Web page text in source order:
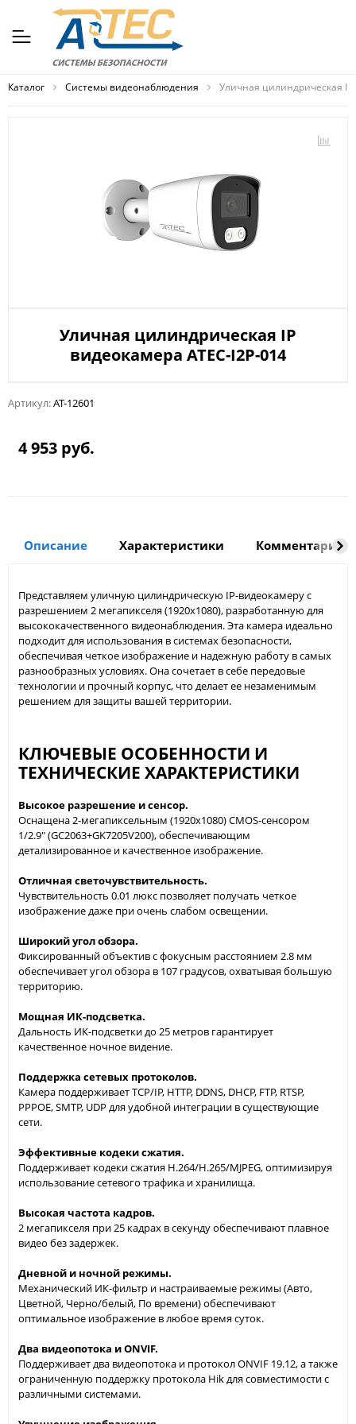
Каталог Системы видеонаблюдения Уличная цилиндрическая IP
Уличная цилиндрическая IP
видеокамера ATEC-I2P-014
Артикул:AT-12601
4 953 руб.
Описание Характеристики Комментарии
Представляем уличную цилиндрическую IP-видеокамеру с
разрешением 2 мегапикселя (1920x1080), разработанную для
высококачественного видеонаблюдения. Эта камера идеально
подходит для использования в системах безопасности,
обеспечивая четкое изображение и надежную работу в самых
разнообразных условиях. Она сочетает в себе передовые
технологии и прочный корпус, что делает ее незаменимым
решением для защиты вашей территории.
КЛЮЧЕВЫЕ ОСОБЕННОСТИ И
ТЕХНИЧЕСКИЕ ХАРАКТЕРИСТИКИ
Высокое разрешение и сенсор.
Оснащена 2-мегапиксельным (1920x1080) CMOS-сенсором
1/2.9" (GC2063+GK7205V200), обеспечивающим
детализированное и качественное изображение.
Отличная светочувствительность.
Чувствительность 0.01 люкс позволяет получать четкое
изображение даже при очень слабом освещении.
Широкий угол обзора.
Фиксированный объектив с фокусным расстоянием 2.8 мм
обеспечивает угол обзора в 107 градусов, охватывая большую
территорию.
Мощная ИК-подсветка.
Дальность ИК-подсветки до 25 метров гарантирует
качественное ночное видение.
Поддержка сетевых протоколов.
Камера поддерживает TCP/IP, HTTP, DDNS, DHCP, FTP, RTSP,
PPPOE, SMTP, UDP для удобной интеграции в существующие
сети.
Эффективные кодеки сжатия.
Поддерживает кодеки сжатия H.264/H.265/MJPEG, оптимизируя
использование сетевого трафика и хранилища.
Высокая частота кадров.
2 мегапикселя при 25 кадрах в секунду обеспечивают плавное
видео без задержек.
Дневной и ночной режимы.
Механический ИК-фильтр и настраиваемые режимы (Авто,
Цветной, Черно/белый, По времени) обеспечивают
оптимальное изображение в любое время суток.
Два видеопотока и ONVIF.
Поддерживает два видеопотока и протокол ONVIF 19.12, а также
ограниченную поддержку протокола Hik для совместимости с
различными системами.